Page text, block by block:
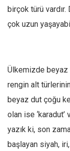
Hasanali
Leyla Şerif
Abir E. Nahas
Amina S.
Bağdagül Öz
Esra Elönü
» Yazar arşivi
birçok türü
çok uzun
Ülkemizde beyaz
rengin alt
beyaz dut çoğu
olan ise ‘karadut’
yazık ki, son
başlayan siyah,